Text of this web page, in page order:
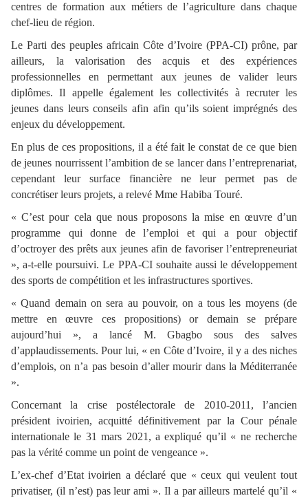
centres de formation aux métiers de l’agriculture dans chaque
chef-lieu de région.
Le Parti des peuples africain Côte d’Ivoire (PPA-CI) prône, par
ailleurs, la valorisation des acquis et des expériences
professionnelles en permettant aux jeunes de valider leurs
diplômes. Il appelle également les collectivités à recruter les
jeunes dans leurs conseils afin afin qu’ils soient imprégnés des
enjeux du développement.
En plus de ces propositions, il a été fait le constat de ce que bien
de jeunes nourrissent l’ambition de se lancer dans l’entreprenariat,
cependant leur surface financière ne leur permet pas de
concrétiser leurs projets, a relevé Mme Habiba Touré.
« C’est pour cela que nous proposons la mise en œuvre d’un
programme qui donne de l’emploi et qui a pour objectif
d’octroyer des prêts aux jeunes afin de favoriser l’entrepreneuriat
», a-t-elle poursuivi. Le PPA-CI souhaite aussi le développement
des sports de compétition et les infrastructures sportives.
« Quand demain on sera au pouvoir, on a tous les moyens (de
mettre en œuvre ces propositions) or demain se prépare
aujourd’hui », a lancé M. Gbagbo sous des salves
d’applaudissements. Pour lui, « en Côte d’Ivoire, il y a des niches
d’emplois, on n’a pas besoin d’aller mourir dans la Méditerranée
».
Concernant la crise postélectorale de 2010-2011, l’ancien
président ivoirien, acquitté définitivement par la Cour pénale
internationale le 31 mars 2021, a expliqué qu’il « ne recherche
pas la vérité comme un point de vengeance ».
L’ex-chef d’Etat ivoirien a déclaré que « ceux qui veulent tout
privatiser, (il n’est) pas leur ami ». Il a par ailleurs martelé qu’il «